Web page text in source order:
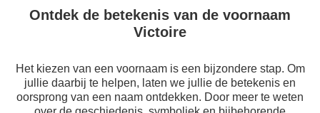
Ontdek de betekenis van de voornaam
Victoire
Het kiezen van een voornaam is een bijzondere stap. Om
jullie daarbij te helpen, laten we jullie de betekenis en
oorsprong van een naam ontdekken. Door meer te weten